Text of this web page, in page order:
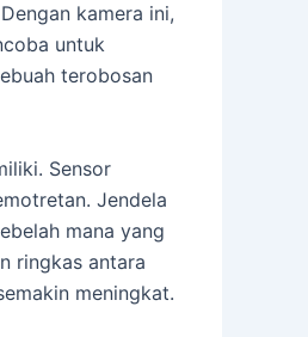
kamera ini,
untuk
terobosan
Sensor
Jendela
mana yang
ringkas antara
meningkat.